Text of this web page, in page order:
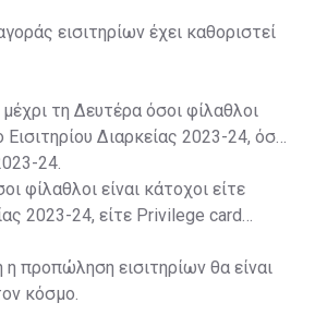
εισιτηρίων έχει καθοριστεί
τη Δευτέρα όσοι φίλαθλοι
Εισιτηρίου Διαρκείας 2023-24, όσο
24.
φίλαθλοι είναι κάτοχοι είτε
2023-24, είτε Privilege card
προπώληση εισιτηρίων θα είναι
κόσμο.